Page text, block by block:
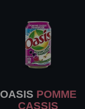
OASIS POMME
CASSIS